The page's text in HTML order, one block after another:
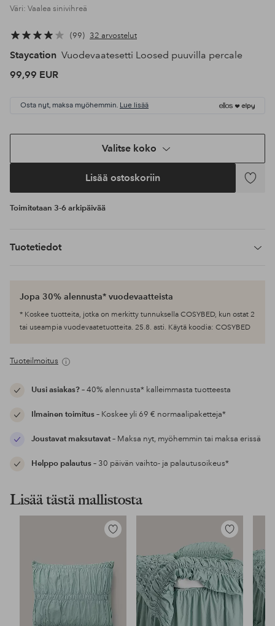
Väri: Vaalea sinivihreä
99 32 arvostelut
Staycation Vuodevaatesetti Loosed puuvilla percale
99,99 EUR
Osta nyt, maksa myöhemmin. Lue lisää
Valitse koko
Lisää ostoskoriin
Lisää
Toimitetaan 3-6 arkipäivää
Tuotetiedot
Jopa 30% alennusta* vuodevaatteista
* Koskee tuotteita, jotka on merkitty tunnuksella COSYBED, kun ostat 2
tai useampia vuodevaatetuotteita. 25.8. asti. Käytä koodia: COSYBED
Tuoteilmoitus
Uusi asiakas?– 40% alennusta* kalleimmasta tuotteesta
Ilmainen toimitus– Koskee yli 69 € normaalipaketteja*
Joustavat maksutavat– Maksa nyt, myöhemmin tai maksa erissä
Helppo palautus– 30 päivän vaihto- ja palautusoikeus*
Lisää tästä mallistosta
Lisää
Lisää
suosikkeihin